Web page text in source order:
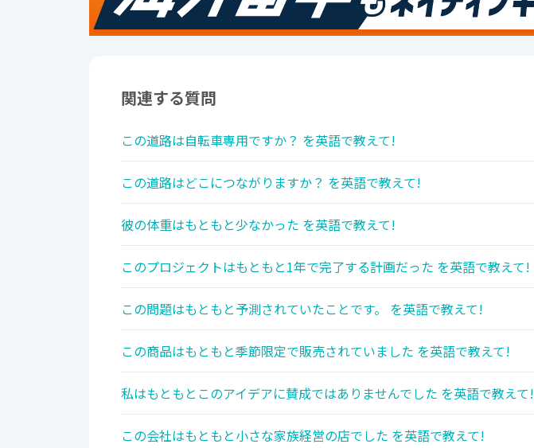
関連する質問
この道路は自転車専用ですか？ を英語で教えて!
この道路はどこにつながりますか？ を英語で教えて!
彼の体重はもともと少なかった を英語で教えて!
このプロジェクトはもともと1年で完了する計画だった を英語で教えて!
この問題はもともと予測されていたことです。 を英語で教えて!
この商品はもともと季節限定で販売されていました を英語で教えて!
私はもともとこのアイデアに賛成ではありませんでした を英語で教えて!
この会社はもともと小さな家族経営の店でした を英語で教えて!